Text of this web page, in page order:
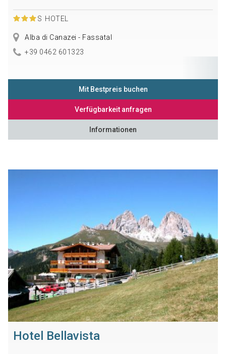
S HOTEL
Alba di Canazei - Fassatal
+39 0462 601323
Mit Bestpreis buchen
Verfügbarkeit anfragen
Informationen
Hotel Bellavista